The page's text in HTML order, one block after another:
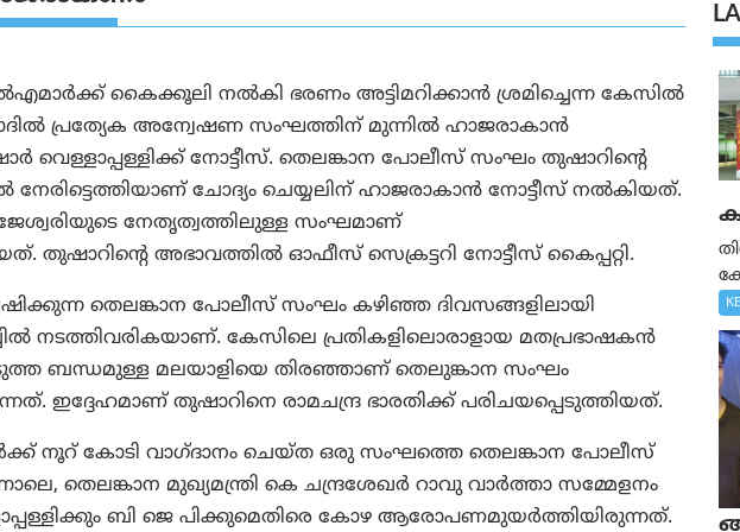
കൈക്കൂലി നൽകി ഭരണം അട്ടിമറിക്കാന്‍ ശ്രമിച്ചെന്ന കേസിൽ
പ്രത്യേക അന്വേഷണ സംഘത്തിന് മുന്നിൽ ഹാജരാകാൻ
നോട്ടീസ്. തെലങ്കാന പോലീസ് സംഘം തുഷാറിന്റെ
നേരിട്ടെത്തിയാണ് ചോദ്യം ചെയ്യലിന് ഹാജരാകാൻ നോട്ടീസ് നൽകിയത്.
നേതൃത്വത്തിലുള്ള സംഘമാണ്
തുഷാറിന്റെ അഭാവത്തിൽ ഓഫീസ് സെക്രട്ടറി നോട്ടീസ് കൈപ്പറ്റി.
തെലങ്കാന പോലീസ് സംഘം കഴിഞ്ഞ ദിവസങ്ങളിലായി
നടത്തിവരികയാണ്. കേസിലെ പ്രതികളിലൊരാളായ മതപ്രഭാഷകന്‍
ബന്ധമുള്ള മലയാളിയെ തിരഞ്ഞാണ് തെലുങ്കാന സംഘം
ഇദ്ദേഹമാണ് തുഷാറിനെ രാമചന്ദ്ര ഭാരതിക്ക് പരിചയപ്പെടുത്തിയത്.
നൂറ് കോടി വാഗ്ദാനം ചെയ്ത ഒരു സംഘത്തെ തെലങ്കാന പോലീസ്
തെലങ്കാന മുഖ്യമന്ത്രി കെ ചന്ദ്രശേഖർ റാവു വാർത്താ സമ്മേളനം
ബി ജെ പിക്കുമെതിരെ കോഴ ആരോപണമുയർത്തിയിരുന്നത്.